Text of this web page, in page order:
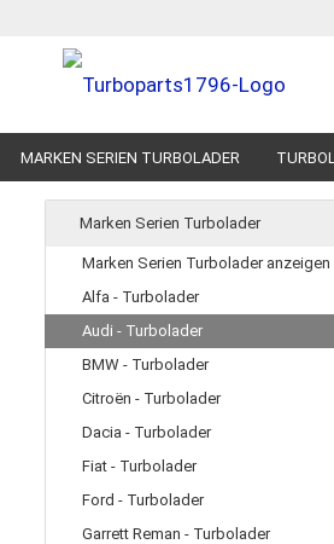
MARKEN SERIEN TURBOLADER
Marken Serien Turbolader
Marken Serien Turbolader anzeigen
Alfa - Turbolader
Audi - Turbolader
BMW - Turbolader
Citroën - Turbolader
Dacia - Turbolader
Fiat - Turbolader
Ford - Turbolader
Garrett Reman - Turbolader